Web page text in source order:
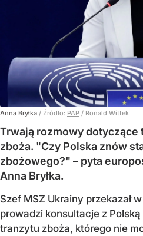
Anna Bryłka / Źródło: PAP / Ronald Wittek
Trwają rozmowy
zboża. "Czy Polska znów
zbożowego?" – pyta
Anna Bryłka.
Szef MSZ Ukrainy przekazał
prowadzi konsultacje z
tranzytu zboża, którego nie